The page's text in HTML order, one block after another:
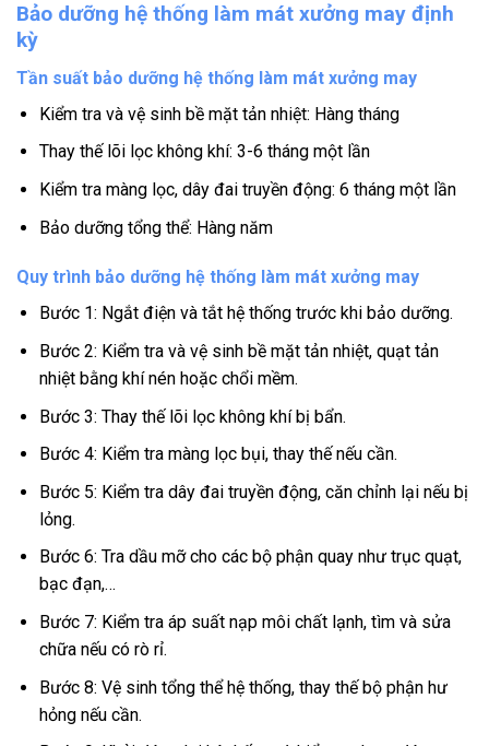
Bảo dưỡng hệ thống làm mát xưởng may định
kỳ
Tần suất bảo dưỡng hệ thống làm mát xưởng may
Kiểm tra và vệ sinh bề mặt tản nhiệt: Hàng tháng
Thay thế lõi lọc không khí: 3-6 tháng một lần
Kiểm tra màng lọc, dây đai truyền động: 6 tháng một lần
Bảo dưỡng tổng thể: Hàng năm
Quy trình bảo dưỡng hệ thống làm mát xưởng may
Bước 1: Ngắt điện và tắt hệ thống trước khi bảo dưỡng.
Bước 2: Kiểm tra và vệ sinh bề mặt tản nhiệt, quạt tản
nhiệt bằng khí nén hoặc chổi mềm.
Bước 3: Thay thế lõi lọc không khí bị bẩn.
Bước 4: Kiểm tra màng lọc bụi, thay thế nếu cần.
Bước 5: Kiểm tra dây đai truyền động, căn chỉnh lại nếu bị
lỏng.
Bước 6: Tra dầu mỡ cho các bộ phận quay như trục quạt,
bạc đạn,…
Bước 7: Kiểm tra áp suất nạp môi chất lạnh, tìm và sửa
chữa nếu có rò rỉ.
Bước 8: Vệ sinh tổng thể hệ thống, thay thế bộ phận hư
hỏng nếu cần.